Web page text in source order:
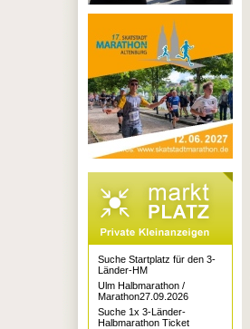
Suche Startplatz für den 3-
Länder-HM
Ulm Halbmarathon /
Marathon27.09.2026
Suche 1x 3-Länder-
Halbmarathon Ticket